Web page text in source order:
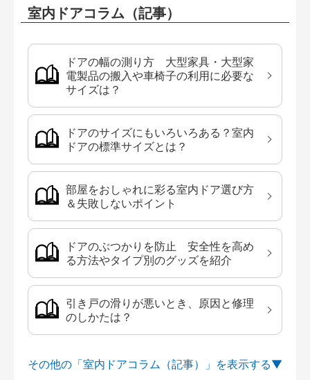
室内ドアコラム（記事）
ドアの幅の測り方 大型家具・大型家
電製品の搬入や車椅子の利用に必要な
サイズは？
ドアのサイズにもいろいろある？室内
ドアの標準サイズとは？
部屋をおしゃれに彩る室内ドア選び方
＆失敗しないポイント
ドアのぶつかりを防止 安全性を高め
る方法やタイプ別のグッズを紹介
引き戸の滑りが悪いとき、原因と修理
のしかたは？
その他の「室内ドアコラム（記事）」を